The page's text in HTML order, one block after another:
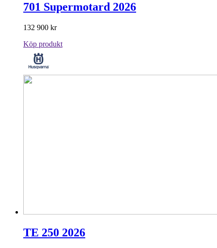
701 Supermotard 2026
132 900 kr
Köp produkt
TE 250 2026